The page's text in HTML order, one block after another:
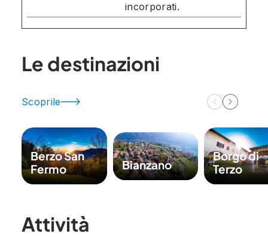
incorporati.
Le destinazioni
Scoprile
Berzo San
Fermo
Bianzano
Borgo di
Terzo
Attività